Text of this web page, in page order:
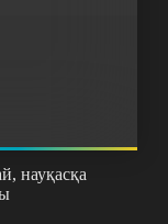
науқасқа